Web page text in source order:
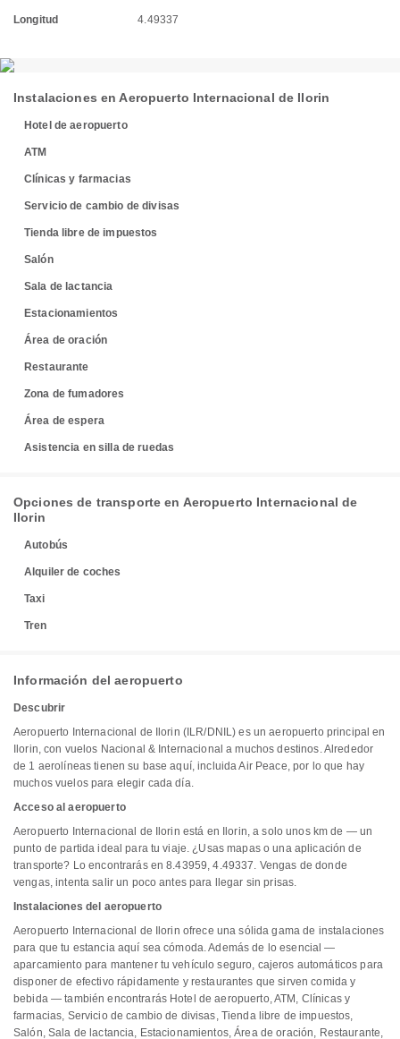
Longitud 4.49337
Instalaciones en Aeropuerto Internacional de Ilorin
Hotel de aeropuerto
ATM
Clínicas y farmacias
Servicio de cambio de divisas
Tienda libre de impuestos
Salón
Sala de lactancia
Estacionamientos
Área de oración
Restaurante
Zona de fumadores
Área de espera
Asistencia en silla de ruedas
Opciones de transporte en Aeropuerto Internacional de
Ilorin
Autobús
Alquiler de coches
Taxi
Tren
Información del aeropuerto
Descubrir
Aeropuerto Internacional de Ilorin (ILR/DNIL) es un aeropuerto principal en
Ilorin, con vuelos Nacional & Internacional a muchos destinos. Alrededor
de 1 aerolíneas tienen su base aquí, incluida Air Peace, por lo que hay
muchos vuelos para elegir cada día.
Acceso al aeropuerto
Aeropuerto Internacional de Ilorin está en Ilorin, a solo unos km de — un
punto de partida ideal para tu viaje. ¿Usas mapas o una aplicación de
transporte? Lo encontrarás en 8.43959, 4.49337. Vengas de donde
vengas, intenta salir un poco antes para llegar sin prisas.
Instalaciones del aeropuerto
Aeropuerto Internacional de Ilorin ofrece una sólida gama de instalaciones
para que tu estancia aquí sea cómoda. Además de lo esencial —
aparcamiento para mantener tu vehículo seguro, cajeros automáticos para
disponer de efectivo rápidamente y restaurantes que sirven comida y
bebida — también encontrarás Hotel de aeropuerto, ATM, Clínicas y
farmacias, Servicio de cambio de divisas, Tienda libre de impuestos,
Salón, Sala de lactancia, Estacionamientos, Área de oración, Restaurante,